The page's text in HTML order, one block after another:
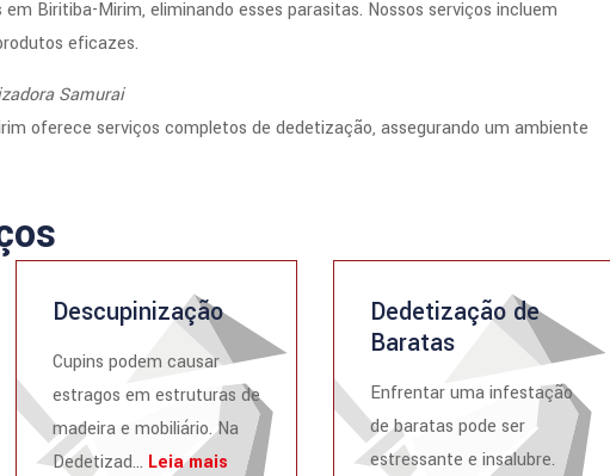
Biritiba-Mirim, eliminando esses parasitas. Nossos serviços incluem
eficazes.
Samurai
oferece serviços completos de dedetização, assegurando um ambiente
Descupinização
Cupins podem causar
estragos em estruturas de
madeira e mobiliário. Na
Dedetizad... Leia mais
Dedetização de
Baratas
Enfrentar uma infestação
de baratas pode ser
estressante e insalubre.